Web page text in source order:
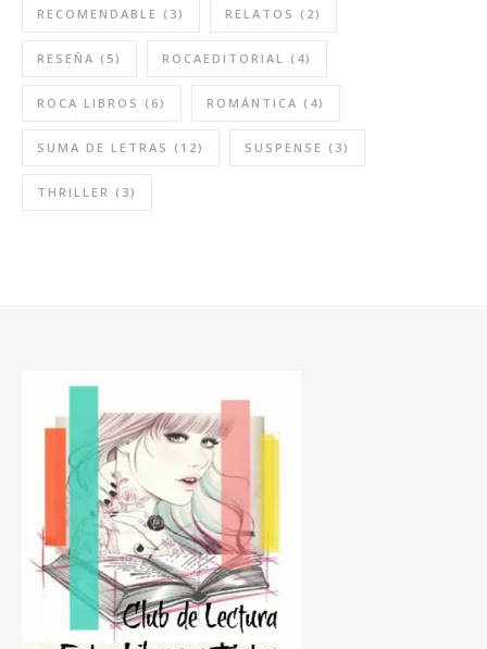
RECOMENDABLE (3) RELATOS (2)
RESEÑA (5) ROCAEDITORIAL (4)
ROCA LIBROS (6) ROMÁNTICA (4)
SUMA DE LETRAS (12) SUSPENSE (3)
THRILLER (3)